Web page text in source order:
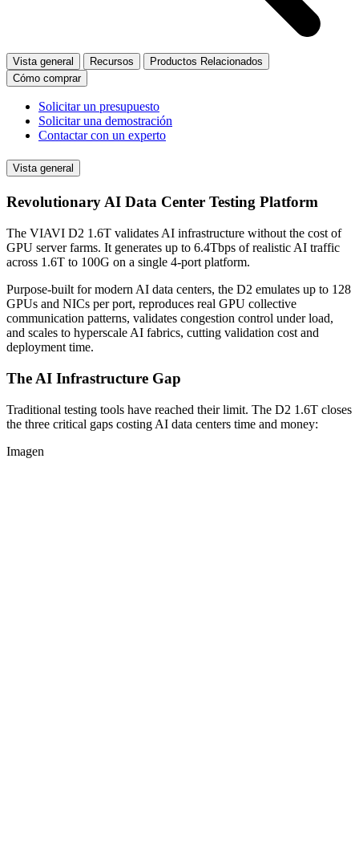
Vista general Recursos
Productos Relacionados
Cómo comprar
Solicitar un presupuesto
Solicitar una demostración
Contactar con un experto
Vista general
Revolutionary AI Data Center Testing Platform
The VIAVI D2 1.6T validates AI infrastructure without the cost of
GPU server farms. It generates up to 6.4Tbps of realistic AI traffic
across 1.6T to 100G on a single 4-port platform.
Purpose-built for modern AI data centers, the D2 emulates up to 128
GPUs and NICs per port, reproduces real GPU collective
communication patterns, validates congestion control under load,
and scales to hyperscale AI fabrics, cutting validation cost and
deployment time.
The AI Infrastructure Gap
Traditional testing tools have reached their limit. The D2 1.6T closes
the three critical gaps costing AI data centers time and money:
Imagen